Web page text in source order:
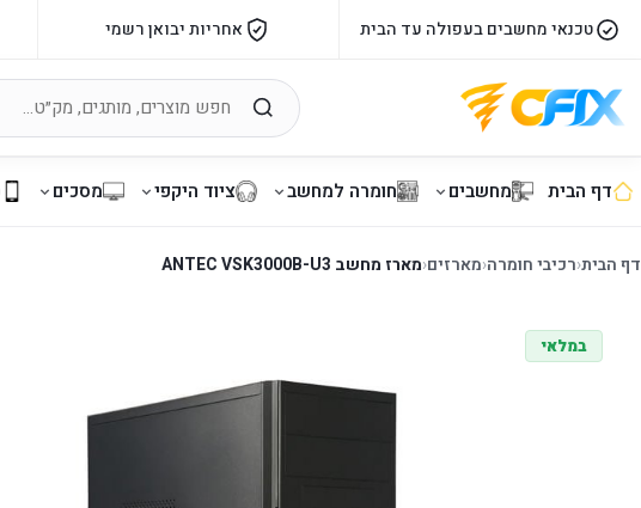
טכנאי מחשבים בעפולה עד הבית אחריות יבואן רשמי
דף הבית מחשבים חומרה למחשב ציוד היקפי מסכים
דף הבית‹רכיבי חומרה‹מארזים‹מארז מחשב ANTEC VSK3000B-U3
במלאי